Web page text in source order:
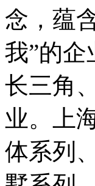
念，蕴
我”的
长三角
业。上
体系列